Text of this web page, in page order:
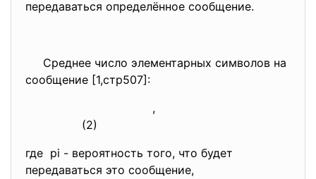
передаваться определённое сообщение.
Среднее число элементарных символов на
сообщение [1,стр507]:
,
(2)
где pi - вероятность того, что будет
передаваться это сообщение,